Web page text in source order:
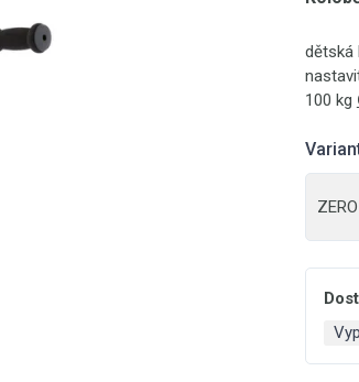
dětská
100 kg